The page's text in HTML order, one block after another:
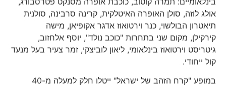
אולג לוזה, סולן האופרה האיטלקית, קרינה סרבינה, סולנית
תיאטרון הבולשוי, כנר וירטואוז אדגר אקופיאן, מישה
קירקילן, מקום שני בתחרות "כוכב נולד", יוסף אלחזוב,
גיטריסט וירטואוז בינלאומי, ליאון לוביצקי, זמר צעיר בעל מנעד
קול ייחודי.
במופע "קרח הזהב של ישראל" ייטלו חלק למעלה מ-40